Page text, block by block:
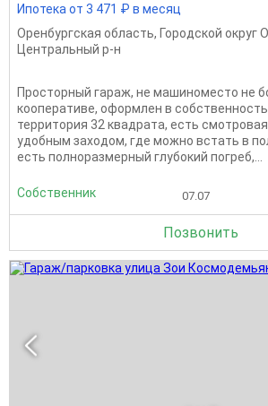
Ипотека от 3 471 ₽ в месяц
Оренбургская область, Городской округ
Центральный р-н
Просторный гараж, не машиноместо не
кооперативе, оформлен в
территория 32 квадрата, есть
удобным заходом, где можно встать в
есть полноразмерный глубокий погреб,...
Собственник 07.07
Позвонить